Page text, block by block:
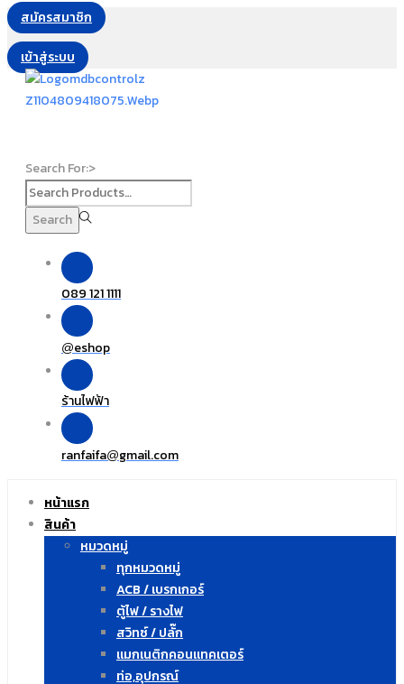
สมัครสมาชิก
เข้าสู่ระบบ
Search For:>
Search
089 121 1111
@eshop
ร้านไฟฟ้า
ranfaifa@gmail.com
หน้าแรก
สินค้า
หมวดหมู่
ทุกหมวดหมู่
ACB / เบรกเกอร์
ตู้ไฟ / รางไฟ
สวิทซ์ / ปลั๊ก
แมกเนติกคอนแทคเตอร์
ท่อ,อุปกรณ์